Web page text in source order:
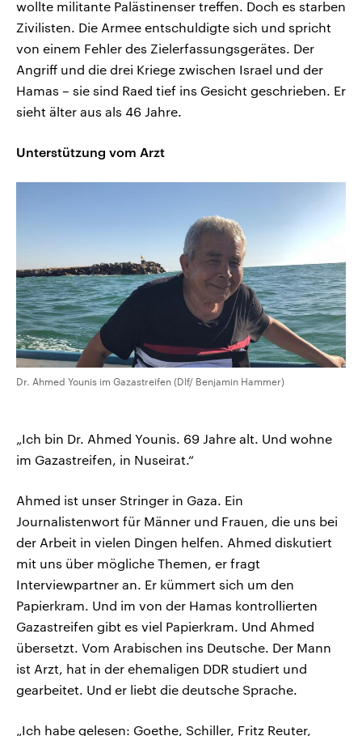
wollte militante Palästinenser treffen. Doch es starben
Zivilisten. Die Armee entschuldigte sich und spricht
von einem Fehler des Zielerfassungsgerätes. Der
Angriff und die drei Kriege zwischen Israel und der
Hamas – sie sind Raed tief ins Gesicht geschrieben. Er
sieht älter aus als 46 Jahre.
Unterstützung vom Arzt
Dr. Ahmed Younis im Gazastreifen (Dlf/ Benjamin Hammer)
„Ich bin Dr. Ahmed Younis. 69 Jahre alt. Und wohne
im Gazastreifen, in Nuseirat.“
Ahmed ist unser Stringer in Gaza. Ein
Journalistenwort für Männer und Frauen, die uns bei
der Arbeit in vielen Dingen helfen. Ahmed diskutiert
mit uns über mögliche Themen, er fragt
Interviewpartner an. Er kümmert sich um den
Papierkram. Und im von der Hamas kontrollierten
Gazastreifen gibt es viel Papierkram. Und Ahmed
übersetzt. Vom Arabischen ins Deutsche. Der Mann
ist Arzt, hat in der ehemaligen DDR studiert und
gearbeitet. Und er liebt die deutsche Sprache.
„Ich habe gelesen: Goethe, Schiller, Fritz Reuter,